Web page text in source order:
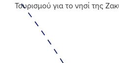
Τουρισμού για το νησί της